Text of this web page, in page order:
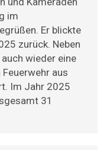
im
Er blickte
zurück. Neben
wieder eine
aus
Im Jahr 2025
31